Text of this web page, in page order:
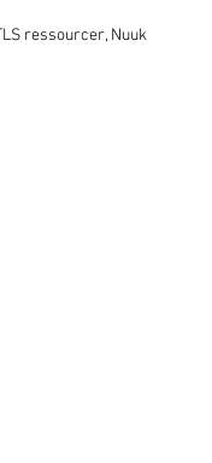
ressourcer, Nuuk